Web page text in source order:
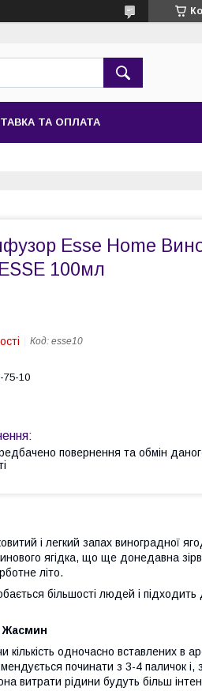
ТА ОПЛАТА
Esse Home
100мл
Код: esse10
75-10
повернення та обмін
і легкий запах виноградної
ягідка, що ще донедавна
літо.
більшості людей і підходить
Жасмин
кількість одночасно вставлених в
починати з 3-4 паличок і,
витрати рідини будуть більш